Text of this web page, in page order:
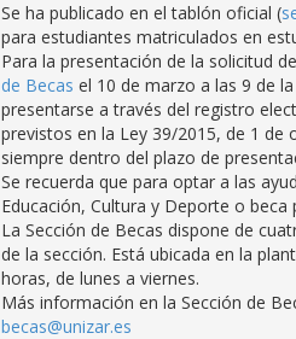
Se ha publicado en el tablón oficial (
para estudiantes matriculados en
Para la presentación de la solicitud
de Becas el 10 de marzo a las 9 de
presentarse a través del registro
previstos en la Ley 39/2015, de 1 de
siempre dentro del plazo de
Se recuerda que para optar a las
Educación, Cultura y Deporte o
La Sección de Becas dispone de
de la sección. Está ubicada en la
horas, de lunes a viernes.
Más información en la Sección de
becas@unizar.es